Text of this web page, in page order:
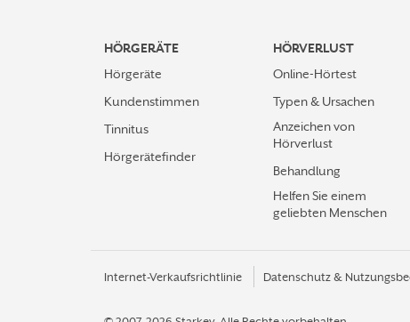
HÖRGERÄTE
Hörgeräte
Kundenstimmen
Tinnitus
Hörgerätefinder
HÖRVERLUST
Online-Hörtest
Typen & Ursachen
Anzeichen von
Hörverlust
Behandlung
Helfen Sie einem
geliebten Menschen
Internet-Verkaufsrichtlinie Datenschutz &